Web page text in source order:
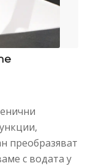
преобразяват
с водата у